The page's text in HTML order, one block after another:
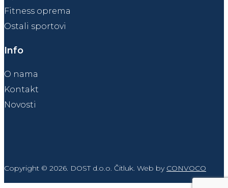
Fitness oprema
Ostali sportovi
Info
O nama
Kontakt
Novosti
Copyright © 2026. DOST d.o.o. Čitluk. Web by CONVOCO